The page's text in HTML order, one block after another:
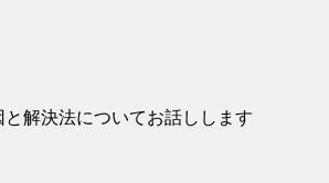
解決法についてお話しします